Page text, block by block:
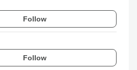
Follow
Follow